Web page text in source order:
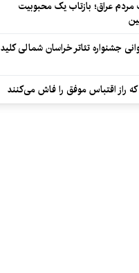
مردم عراق؛ بازتاب یک محبوبیت
جشنواره تئاتر خراسان شمالی کلید
راز اقتباس موفق را فاش می‌کنند